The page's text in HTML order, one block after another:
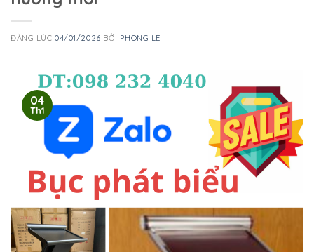
ĐĂNG LÚC04/01/2026 BỞI PHONG LE
04
Th1